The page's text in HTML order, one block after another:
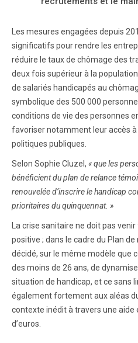
Les mesures engagées depuis
significatifs pour rendre les
réduire le taux de chômage des
deux fois supérieur à la
de salariés handicapés au
symbolique des 500 000
conditions de vie des personnes
favoriser notamment leur accès
politiques publiques.
Selon Sophie Cluzel, « que les
bénéficient du plan de relance
renouvelée d’inscrire le handicap
prioritaires du quinquennat. »
La crise sanitaire ne doit pas
positive ; dans le cadre du Plan
décidé, sur le même modèle que
des moins de 26 ans, de
situation de handicap, et ce sans
également fortement aux aléas
contexte inédit à travers une aide
d’euros.